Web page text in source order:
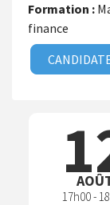
finance
17h00 -